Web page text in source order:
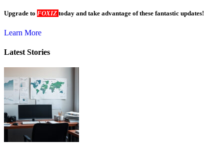
Upgrade to FOXIZ today and take advantage of these fantastic updates!
Learn More
Latest Stories